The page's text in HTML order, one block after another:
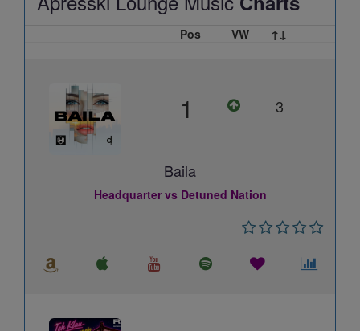
Pos VW ↑↓
1 3
Baila
Headquarter vs Detuned Nation